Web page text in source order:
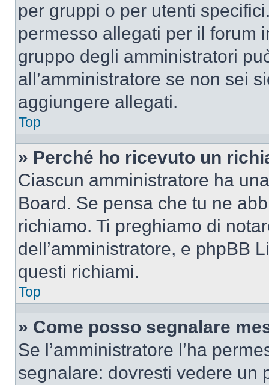
per gruppi o per utenti
permesso allegati per il forum
gruppo degli amministratori
all’amministratore se non sei
aggiungere allegati.
Top
» Perché ho ricevuto un
Ciascun amministratore ha
Board. Se pensa che tu ne
richiamo. Ti preghiamo di
dell’amministratore, e phpBB
questi richiami.
Top
» Come posso segnalare
Se l’amministratore l’ha
segnalare: dovresti vedere un